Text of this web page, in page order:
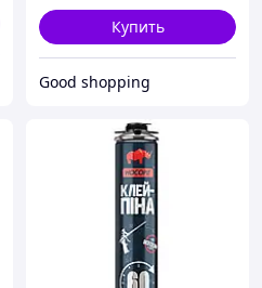
Купить
Good shopping